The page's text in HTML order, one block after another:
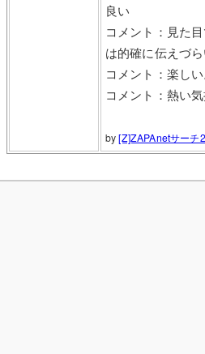
良い
コメント：見た
は的確に伝えづ
コメント：楽しい
コメント：熱い気
by[Z]ZAPAnetサーチ